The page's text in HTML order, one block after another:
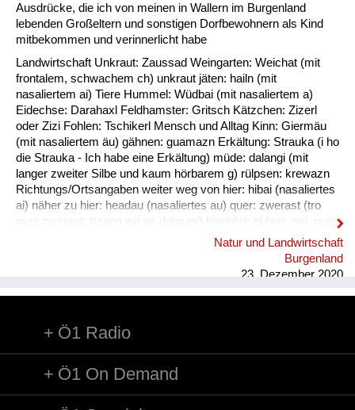
Natur und Landwirtschaft
Fluchen und Reden
Mensch, Tier und Alltag
Schmankerln und
Kulinarisches
Ausdrücke, die ich von meinen in Wallern im Burgenland
lebenden Großeltern und sonstigen Dorfbewohnern als Kind
mitbekommen und verinnerlicht habe
Landwirtschaft Unkraut: Zaussad Weingarten: Weichat (mit
frontalem, schwachem ch) unkraut jäten: hailn (mit
nasaliertem ai) Tiere Hummel: Wüdbai (mit nasaliertem a)
Eidechse: Darahaxl Feldhamster: Gritsch Kätzchen: Zizerl
oder Zizi Fohlen: Tschikerl Mensch und Alltag Kinn: Giermäu
(mit nasaliertem äu) gähnen: guamazn Erkältung: Strauka (i ho
die Strauka - Ich habe eine Erkältung) müde: dalangi (mit
langer zweiter Silbe und kaum hörbarem g) rülpsen: krewazn
Richtungs/Ortsangaben weiter weg von hier: hibai (nasaliertes
ai) näher zu hier: headau (nasaliertes au) quer: zwerast (tro
mas zwerast: tragen wir es derquer) hinunter: oi (wie owi, nur
das w ist stumm) hinunter (und zwar in Richtung des
Sprechers): oana (kim oana - komm herunter, und zwar zu
mir) weg: dui (kais dui - wirf es weg) werfen: kai (nasaliertes
Natur und Landwirtschaft
Burgenland
23. Dezember 2020
Ö1 Radio
Ö1 On Demand